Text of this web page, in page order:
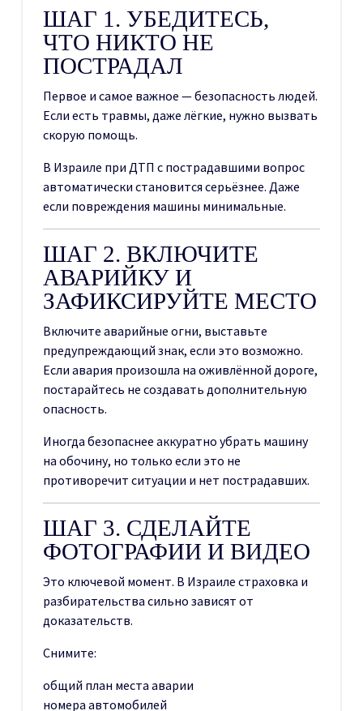
ШАГ 1. УБЕДИТЕСЬ,
ЧТО НИКТО НЕ
ПОСТРАДАЛ
Первое и самое важное — безопасность людей.
Если есть травмы, даже лёгкие, нужно вызвать
скорую помощь.
В Израиле при ДТП с пострадавшими вопрос
автоматически становится серьёзнее. Даже
если повреждения машины минимальные.
ШАГ 2. ВКЛЮЧИТЕ
АВАРИЙКУ И
ЗАФИКСИРУЙТЕ МЕСТО
Включите аварийные огни, выставьте
предупреждающий знак, если это возможно.
Если авария произошла на оживлённой дороге,
постарайтесь не создавать дополнительную
опасность.
Иногда безопаснее аккуратно убрать машину
на обочину, но только если это не
противоречит ситуации и нет пострадавших.
ШАГ 3. СДЕЛАЙТЕ
ФОТОГРАФИИ И ВИДЕО
Это ключевой момент. В Израиле страховка и
разбирательства сильно зависят от
доказательств.
Снимите:
общий план места аварии
номера автомобилей